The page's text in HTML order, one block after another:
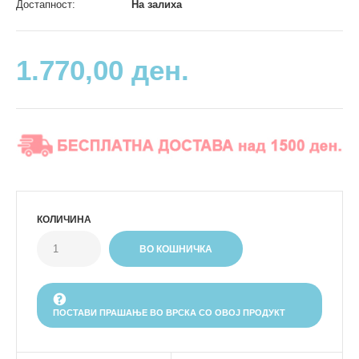
Достапност:
На залиха
1.770,00 ден.
КОЛИЧИНА
ПОСТАВИ ПРАШАЊЕ ВО ВРСКА СО ОВОЈ ПРОДУКТ